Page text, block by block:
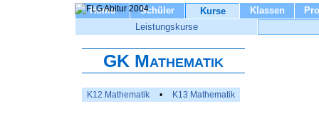
Home Schüler Kurse Klassen
Leistungskurse
GK Mathematik
K12 Mathematik • K13 Mathematik